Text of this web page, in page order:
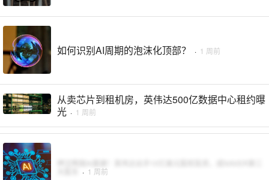
如何识别AI周期的泡沫化顶部？ · 1 周前
从卖芯片到租机房，英伟达500亿数据中心租约曝
光 · 1 周前
· 1 周前